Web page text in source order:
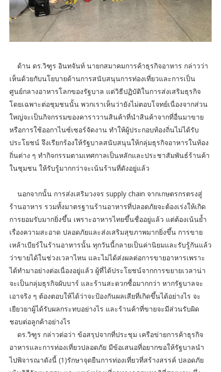
ด้าน ดร.วิฑูร อินทจันท์ นายกสมาคมการค้าธุรกิจอาหาร กล่าวว่า
เห็นด้วยกับนโยบายด้านการสนับสนุนการท่องเที่ยวและการเป็น
ศูนย์กลางอาหารโลกของรัฐบาล แต่วิธีปฏิบัติในการส่งเสริมธุรกิจ
โดยเฉพาะต่อชุมชนนั้น พวกเราเห็นว่ายังไม่ตอบโจทย์เนื่องจากส่วน
ใหญ่จะเป็นกิจกรรมของคาราวานสินค้าที่นำสินค้าจากที่อื่นมาขาย
หรือการใช้ออกาไนซ์เซอร์จัดงาน ทำให้ผู้ประกอบท้องถิ่นไม่ได้รับ
ประโยชน์ จึงเรียกร้องให้รัฐบาลสนับสนุนให้กลุ่มธุรกิจอาหารในท้อง
ถิ่นต่าง ๆ ทำกิจกรรมตามเทศกาลเป็นหลักและประชาสัมพันธ์ร้านค้า
ในชุมชน ให้รับรู้มากกว่าจะเน้นร้านที่ดังอยู่แล้ว
นอกจากนั้น การส่งเสริมวงจร supply chain จากเกษตรกรตรงสู่
ร้านอาหาร รวมทั้งมาตรฐานร้านอาหารที่ปลอดภัยจะต้องเร่งให้เกิด
การยอมรับมากยิ่งขึ้น เพราะอาหารไทยขึ้นชื่ออยู่แล้ว แต่ต้องเน้นย้ำ
เรื่องความสะอาด ปลอดภัยและส่งเสริมสุขภาพมากยิ่งขึ้น การขาย
เหล้าเบียร์ในร้านอาหารนั้น ทุกวันนี้กลายเป็นค่านิยมและรับรู้กันแล้ว
ว่าขายได้ในช่วงเวลาไหน และไม่ได้ส่งผลต่อการขายอาหารเพราะ
ได้ทำมาอย่างต่อเนื่องอยู่แล้ว ผู้ที่ได้ประโยชน์จากการขยายเวลาน่า
จะเป็นกลุ่มธุรกิจผับบาร์ และร้านสะดวกซื้อมากกว่า หากรัฐบาลจะ
เอาจริง ๆ ต้องตอบให้ได้ว่าจะป้องกันผลเสียที่เกิดขึ้นได้อย่างไร จะ
เยียวยาผู้ได้รับผลกระทบอย่างไร และร้านค้าที่ขายจะมีส่วนรับผิด
ชอบต่อลูกค้าอย่างไร
ดร.วิฑูร กล่าวต่อว่า ข้อสรุปจากที่ประชุม เครือข่ายการค้าธุรกิจ
อาหารและการท่องเที่ยวปลอดภัย มีข้อเสนอที่อยากขอให้รัฐบาลนำ
ไปพิจารณาดังนี้ (1)รักษาจุดยืนการท่องเที่ยวที่สร้างสรรค์ ปลอดภัย